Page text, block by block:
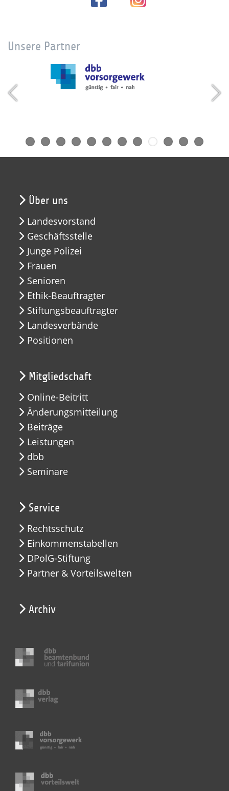
Unsere Partner
Über uns
Landesvorstand
Geschäftsstelle
Junge Polizei
Frauen
Senioren
Ethik-Beauftragter
Stiftungsbeauftragter
Landesverbände
Positionen
Mitgliedschaft
Online-Beitritt
Änderungsmitteilung
Beiträge
Leistungen
dbb
Seminare
Service
Rechtsschutz
Einkommenstabellen
DPolG-Stiftung
Partner & Vorteilswelten
Archiv